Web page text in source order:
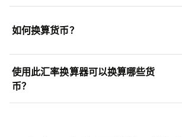
如何换算货币？
使用此汇率换算器可以换算哪些货
币？